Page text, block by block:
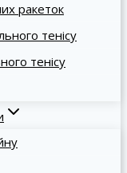
ракеток
тенісу
тенісу